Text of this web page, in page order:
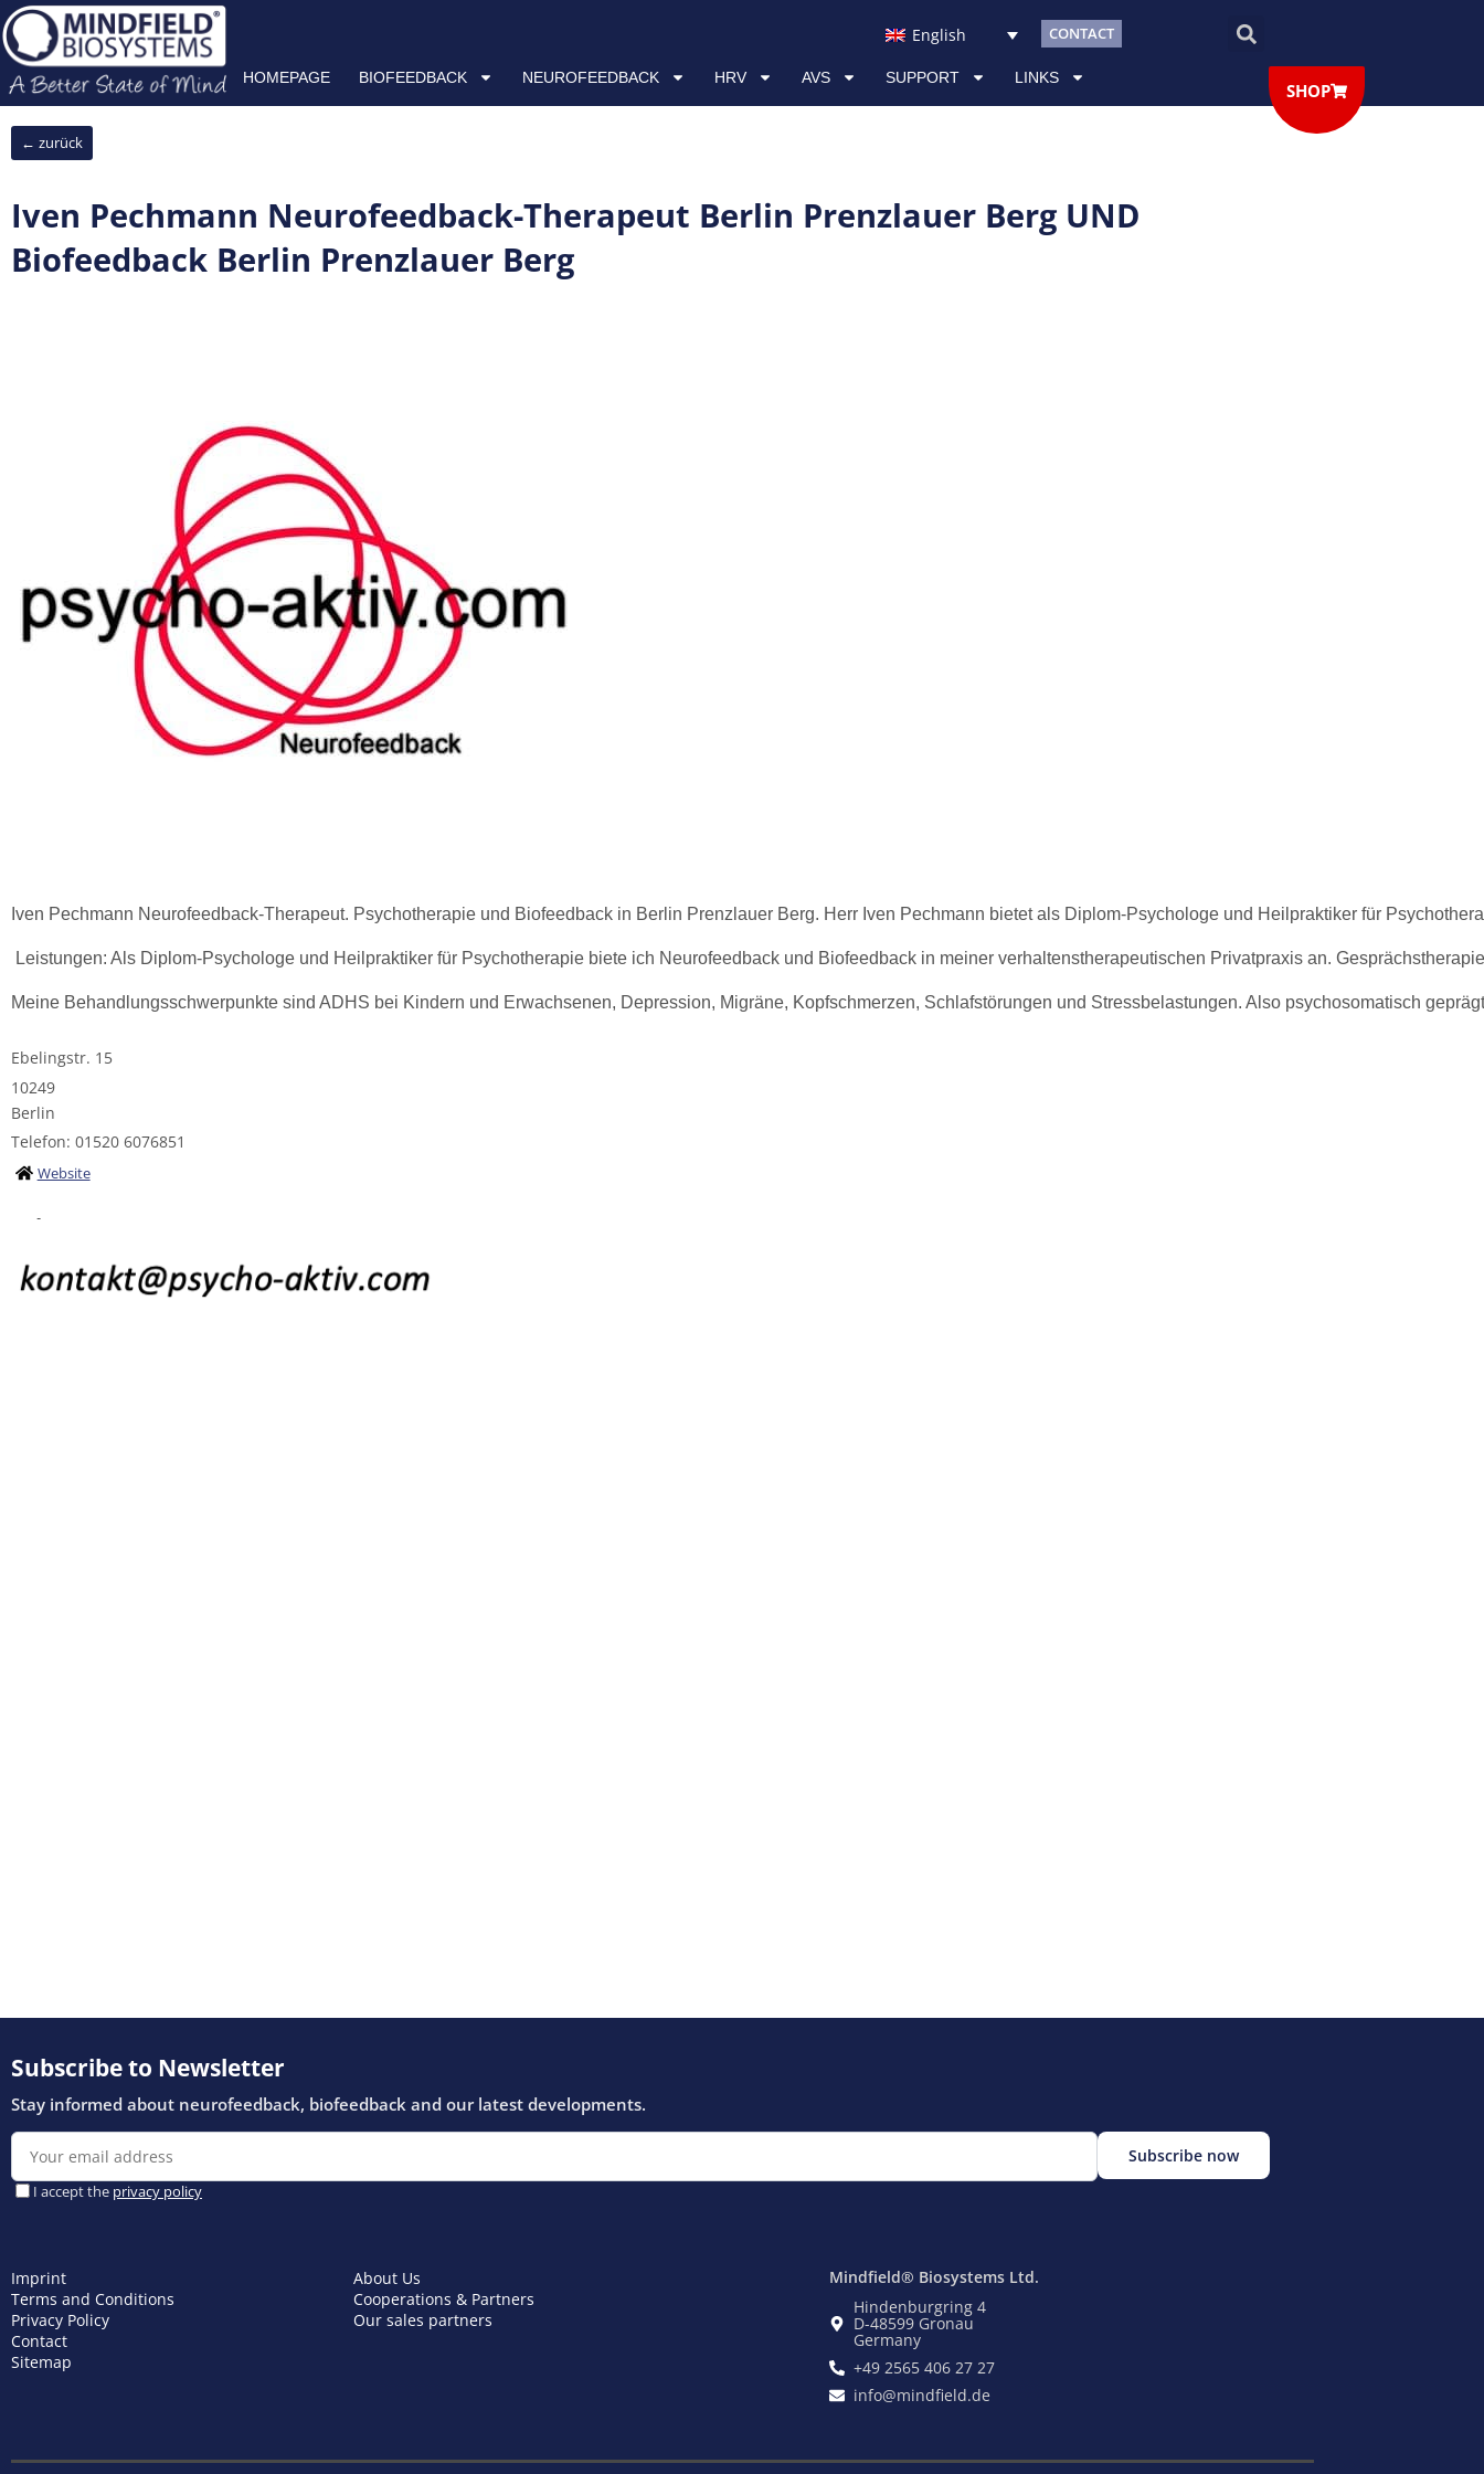
Skip
to
content
HOMEPAGE BIOFEEDBACK
English CONTACT
HOMEPAGE BIOFEEDBACK NEUROFEEDBACK HRV AVS SUPPORT LINKS
SHOP
← zurück
Iven Pechmann Neurofeedback-Therapeut Berlin Prenzlauer Berg UND
Biofeedback Berlin Prenzlauer Berg
Iven Pechmann Neurofeedback-Therapeut. Psychotherapie und Biofeedback in Berlin Prenzlauer Berg. Herr Iven Pechmann bietet als Diplom-Psychologe und Heilpraktiker für
Leistungen: Als Diplom-Psychologe und Heilpraktiker für Psychotherapie biete ich Neurofeedback und Biofeedback in meiner verhaltenstherapeutischen Privatpraxis an.
Meine Behandlungsschwerpunkte sind ADHS bei Kindern und Erwachsenen, Depression, Migräne, Kopfschmerzen, Schlafstörungen und Stressbelastungen. Also psychosomatisch
Ebelingstr. 15
10249
Berlin
Telefon: 01520 6076851
Website
Imprint
Terms and Conditions
Privacy Policy
Contact
Sitemap
About Us
Cooperations & Partners
Our sales partners
Mindfield® Biosystems Ltd.
Hindenburgring 4
D-48599 Gronau
Germany
+49 2565 406 27 27
info@mindfield.de